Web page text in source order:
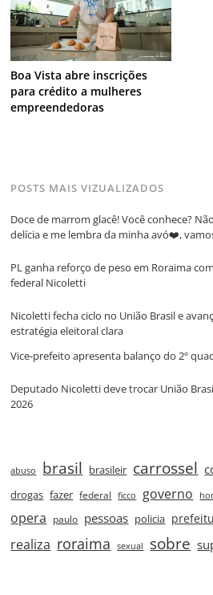
Boa Vista abre inscrições
para crédito a mulheres
empreendedoras
POSTS MAIS VIZUALIZADOS
Doce de marrom glacê! Você conhece?
delícia e me lembra da minha avó❤️,
PL ganha reforço de peso em Roraima
federal Nicoletti
Nicoletti fecha ciclo no União Brasil e
estratégia eleitoral clara
Vice‑prefeito apresenta balanço do 2º
Deputado Nicoletti deve trocar União
2026
abuso brasil brasileir carrossel
drogas fazer federal ficco governo
opera paulo pessoas policia
realiza roraima sexual sobre